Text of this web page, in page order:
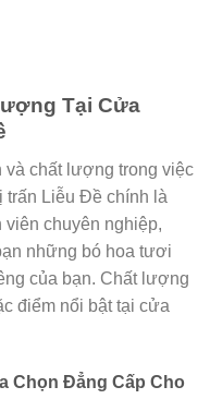
Tại Cửa
và chất lượng trong việc
Liễu Đề chính là
chuyên nghiệp,
những bó hoa tươi
của bạn. Chất lượng
điểm nổi bật tại cửa
Chọn Đẳng Cấp Cho